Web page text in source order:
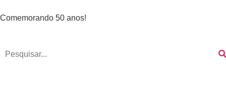
Comemorando 50 anos!